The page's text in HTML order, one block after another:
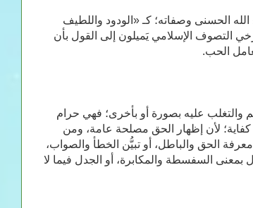
الحسنى وصفاته؛ كـ «الودود واللطيف
التصوف الإسلامي يَميلون إلى القول بأن
والتغلب عليه بصورة أو بأخرى؛ فهي حرام
لأن إظهار الحق مصلحة عامة، ومن
الحق والباطل، أو تبيُّن الخطأ والصواب،
السفسطة والمكابرة، أو الجدل فيما لا